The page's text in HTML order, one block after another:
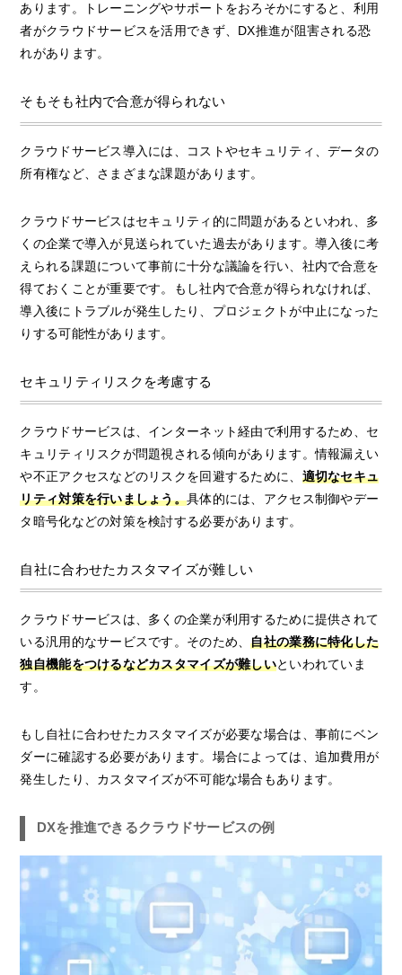
あります。トレーニングやサポートをおろそかにすると、利用
者がクラウドサービスを活用できず、DX推進が阻害される恐
れがあります。
そもそも社内で合意が得られない
クラウドサービス導入には、コストやセキュリティ、データの
所有権など、さまざまな課題があります。
クラウドサービスはセキュリティ的に問題があるといわれ、多
くの企業で導入が見送られていた過去があります。導入後に考
えられる課題について事前に十分な議論を行い、社内で合意を
得ておくことが重要です。もし社内で合意が得られなければ、
導入後にトラブルが発生したり、プロジェクトが中止になった
りする可能性があります。
セキュリティリスクを考慮する
クラウドサービスは、インターネット経由で利用するため、セ
キュリティリスクが問題視される傾向があります。情報漏えい
や不正アクセスなどのリスクを回避するために、 適切なセキュ
リティ対策を行いましょう。具体的には、アクセス制御やデー
タ暗号化などの対策を検討する必要があります。
自社に合わせたカスタマイズが難しい
クラウドサービスは、多くの企業が利用するために提供されて
いる汎用的なサービスです。そのため、自社の業務に特化した
独自機能をつけるなどカスタマイズが難しいといわれていま
す。
もし自社に合わせたカスタマイズが必要な場合は、事前にベン
ダーに確認する必要があります。場合によっては、追加費用が
発生したり、カスタマイズが不可能な場合もあります。
DXを推進できるクラウドサービスの例